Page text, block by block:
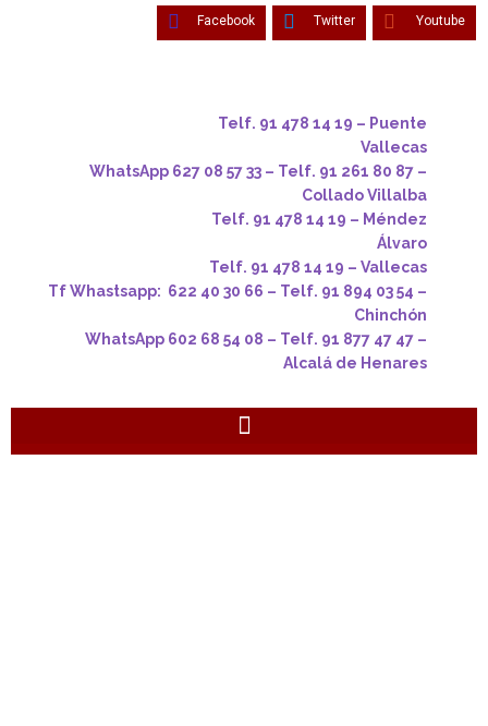
Facebook Twitter Youtube
Telf. 91 478 14 19 – Puente
Vallecas
WhatsApp 627 08 57 33 – Telf. 91 261 80 87 –
Collado Villalba
Telf. 91 478 14 19 – Méndez
Álvaro
Telf. 91 478 14 19 – Vallecas
Tf Whastsapp: 622 40 30 66 – Telf. 91 894 03 54 –
Chinchón
WhatsApp 602 68 54 08 – Telf. 91 877 47 47 –
Alcalá de Henares